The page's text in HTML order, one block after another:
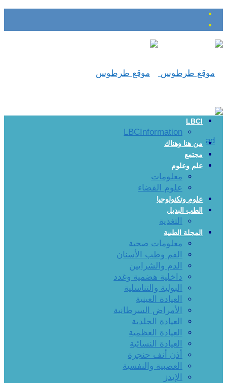
LBCI
LBCInformation
من هنا وهناك
مجتمع
علم وعلوم
معلومات
علوم الفضاء
علوم وتكنولوجيا
الطب البديل
التغذية
المجلة الطبية
معلومات صحية
الفم وطب الأسنان
الدم والشرايين
داخلية هضمية وغدد
البولية والتناسلية
العيادة العينية
الأمراض السرطانية
العيادة الجلدية
العيادة العظمية
العيادة النسائية
أذن أنف حنجرة
العصبية والنفسية
الإيدز